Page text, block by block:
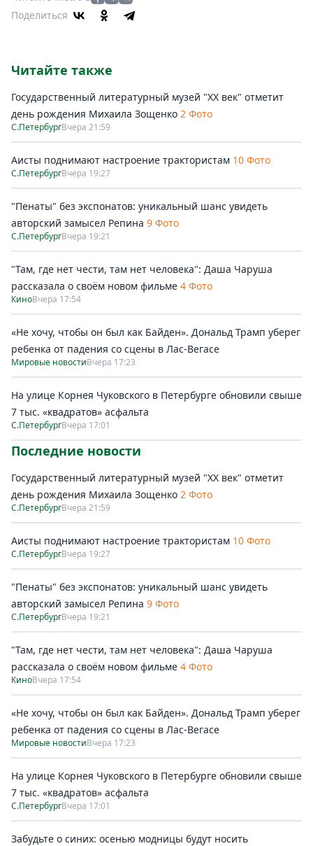
Поделиться
Читайте также
Государственный литературный музей "ХХ век" отметит
день рождения Михаила Зощенко 2 Фото
С.ПетербургВчера 21:59
Аисты поднимают настроение трактористам 10 Фото
С.ПетербургВчера 19:27
"Пенаты" без экспонатов: уникальный шанс увидеть
авторский замысел Репина 9 Фото
С.ПетербургВчера 19:21
"Там, где нет чести, там нет человека": Даша Чаруша
рассказала о своём новом фильме 4 Фото
КиноВчера 17:54
«Не хочу, чтобы он был как Байден». Дональд Трамп уберег
ребенка от падения со сцены в Лас-Вегасе
Мировые новостиВчера 17:23
На улице Корнея Чуковского в Петербурге обновили свыше
7 тыс. «квадратов» асфальта
С.ПетербургВчера 17:01
Последние новости
Государственный литературный музей "ХХ век" отметит
день рождения Михаила Зощенко 2 Фото
С.ПетербургВчера 21:59
Аисты поднимают настроение трактористам 10 Фото
С.ПетербургВчера 19:27
"Пенаты" без экспонатов: уникальный шанс увидеть
авторский замысел Репина 9 Фото
С.ПетербургВчера 19:21
"Там, где нет чести, там нет человека": Даша Чаруша
рассказала о своём новом фильме 4 Фото
КиноВчера 17:54
«Не хочу, чтобы он был как Байден». Дональд Трамп уберег
ребенка от падения со сцены в Лас-Вегасе
Мировые новостиВчера 17:23
На улице Корнея Чуковского в Петербурге обновили свыше
7 тыс. «квадратов» асфальта
С.ПетербургВчера 17:01
Забудьте о синих: осенью модницы будут носить